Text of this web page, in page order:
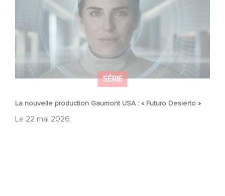
SÉRIE
La nouvelle production Gaumont USA : « Futuro Desierto »
Le 22 mai 2026